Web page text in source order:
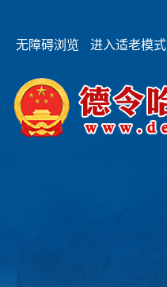
无障碍浏览 进入适老模式